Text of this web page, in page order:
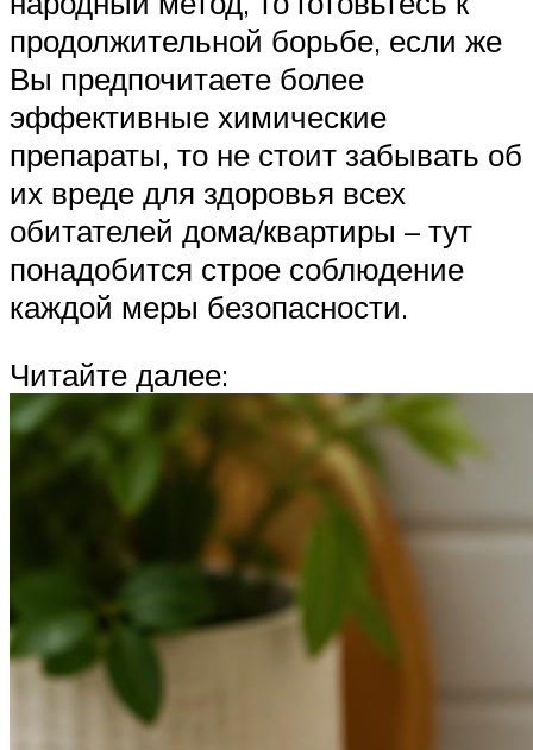
продолжительной борьбе, если же
Вы предпочитаете более
эффективные химические
препараты, то не стоит забывать об
их вреде для здоровья всех
обитателей дома/квартиры – тут
понадобится строе соблюдение
каждой меры безопасности.
Читайте далее: